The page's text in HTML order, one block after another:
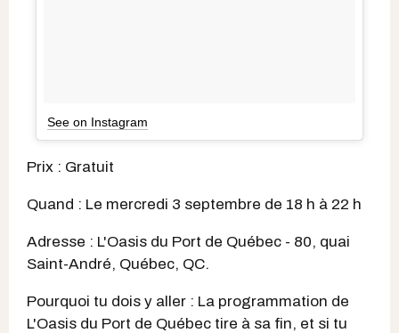
See on Instagram
Prix : Gratuit
Quand : Le mercredi 3 septembre de 18 h à 22 h
Adresse : L'Oasis du Port de Québec - 80, quai
Saint-André, Québec, QC.
Pourquoi tu dois y aller : La programmation de
L'Oasis du Port de Québec tire à sa fin, et si tu